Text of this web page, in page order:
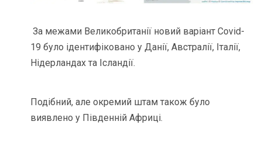
За межами Великобританії новий варіант Covid-
19 було ідентифіковано у Данії, Австралії, Італії,
Нідерландах та Ісландії.
Подібний, але окремий штам також було
виявлено у Південній Африці.